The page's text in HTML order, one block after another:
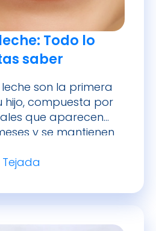
Todo lo
saber
son la primera
hijo, compuesta por
que aparecen
y se mantienen
los 12
temporales, su
para el
facial y nutricional
lo que requieren el
y […]